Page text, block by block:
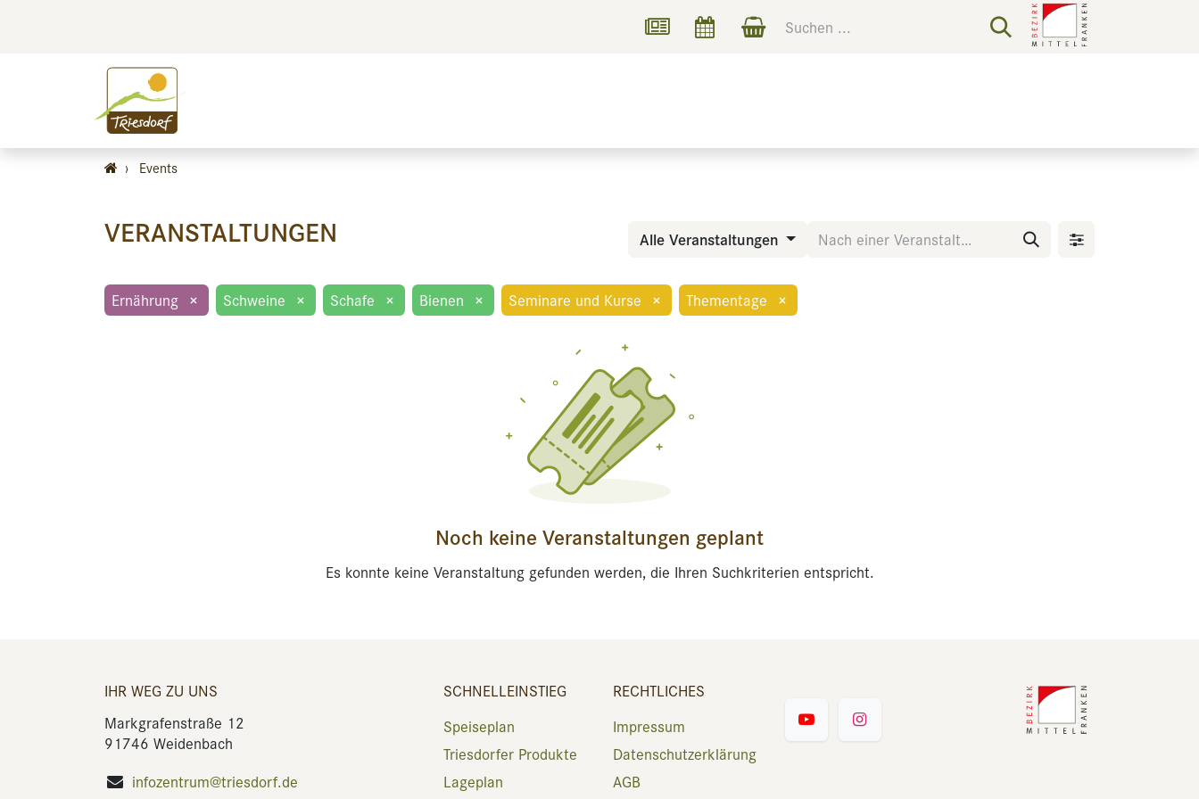
› Events
VERANSTALTUNGEN Alle Veranstaltungen
Ernährung × Schweine × Schafe × Bienen × Seminare und Kurse × Thementage ×
Noch keine Veranstaltungen geplant
Es konnte keine Veranstaltung gefunden werden, die Ihren Suchkriterien entspricht.
IHR WEG ZU UNS
Markgrafenstraße 12
91746 Weidenbach
infozentrum@triesdorf.de
SCHNELLEINSTIEG
Speiseplan
Triesdorfer Produkte
Lageplan
RECHTLICHES
Impressum
Datenschutzerklärung
AGB